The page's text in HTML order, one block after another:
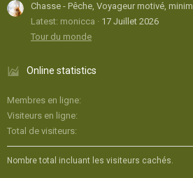
Chasse - Pêche, Voyageur motivé,
Latest: monicca
17 Juillet 2026
Tour du monde
Online statistics
Membres en ligne
Visiteurs en ligne
Total de visiteurs
Nombre total incluant les visiteurs cachés.